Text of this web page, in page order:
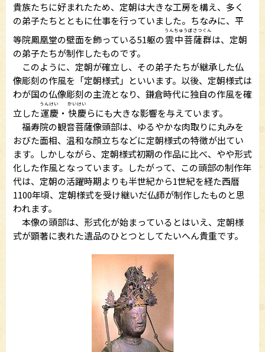
貴族たちに好まれたため、定朝は大きな工房を構え、多く
の弟子たちとともに仕事を行っていました。ちなみに、平
等院鳳凰堂の壁面を飾っている51躯の雲中菩薩群
うんちゅうぼさつぐん
は、定朝
の弟子たちが制作したものです。
このように、定朝が確立し、その弟子たちが継承した仏
像彫刻の作風を「定朝様式」といいます。以後、定朝様式は
わが国の仏像彫刻の主流となり、鎌倉時代に独自の作風を確
立した運慶
うんけい
・ 快慶
かいけい
らにも大きな影響を与えています。
福寿院の観音菩薩像頭部は、ゆるやかな肉取りに丸みを
おびた面相、温和な顔立ちなどに定朝様式の特徴が出てい
ます。しかしながら、定朝様式初期の作品に比べ、やや形式
化した作風となっています。したがって、この頭部の制作年
代は、定朝の活躍時期よりも半世紀から1世紀を経た西暦
1100年頃、定朝様式を受け継いだ仏師が制作したものと思
われます。
本像の頭部は、形式化が始まっているとはいえ、定朝様
式が顕著に表れた遺品のひとつとしてたいへん貴重です。